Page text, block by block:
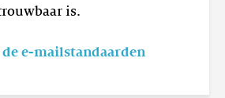
is.
de e-mailstandaarden